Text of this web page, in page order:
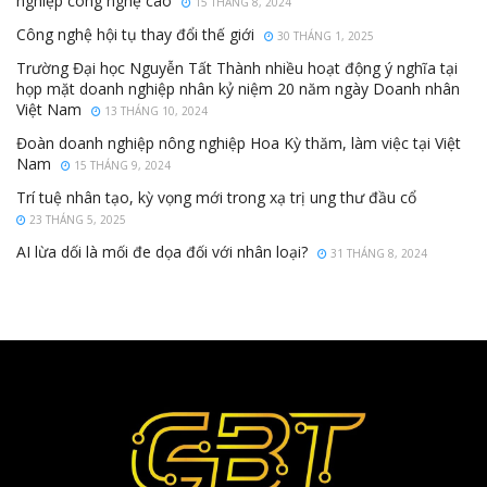
Công nghệ hội tụ thay đổi thế giới 30 THÁNG 1, 2025
Trường Đại học Nguyễn Tất Thành nhiều hoạt động ý nghĩa tại
họp mặt doanh nghiệp nhân kỷ niệm 20 năm ngày Doanh nhân
Việt Nam
13 THÁNG 10, 2024
Đoàn doanh nghiệp nông nghiệp Hoa Kỳ thăm, làm việc tại Việt
Nam
15 THÁNG 9, 2024
Trí tuệ nhân tạo, kỳ vọng mới trong xạ trị ung thư đầu cổ
23 THÁNG 5, 2025
AI lừa dối là mối đe dọa đối với nhân loại? 31 THÁNG 8, 2024